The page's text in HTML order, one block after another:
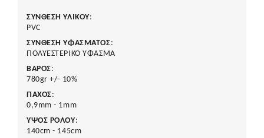
ΣΥΝΘΕΣΗ ΥΛΙΚΟΥ:
PVC
ΣΥΝΘΕΣΗ ΥΦΑΣΜΑΤΟΣ:
ΠΟΛΥΕΣΤΕΡΙΚΟ ΥΦΑΣΜΑ
ΒΑΡΟΣ:
780gr +/- 10%
ΠΑΧΟΣ:
0,9mm - 1mm
ΥΨΟΣ ΡΟΛΟΥ:
140cm - 145cm